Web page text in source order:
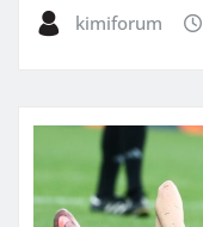
kimiforum